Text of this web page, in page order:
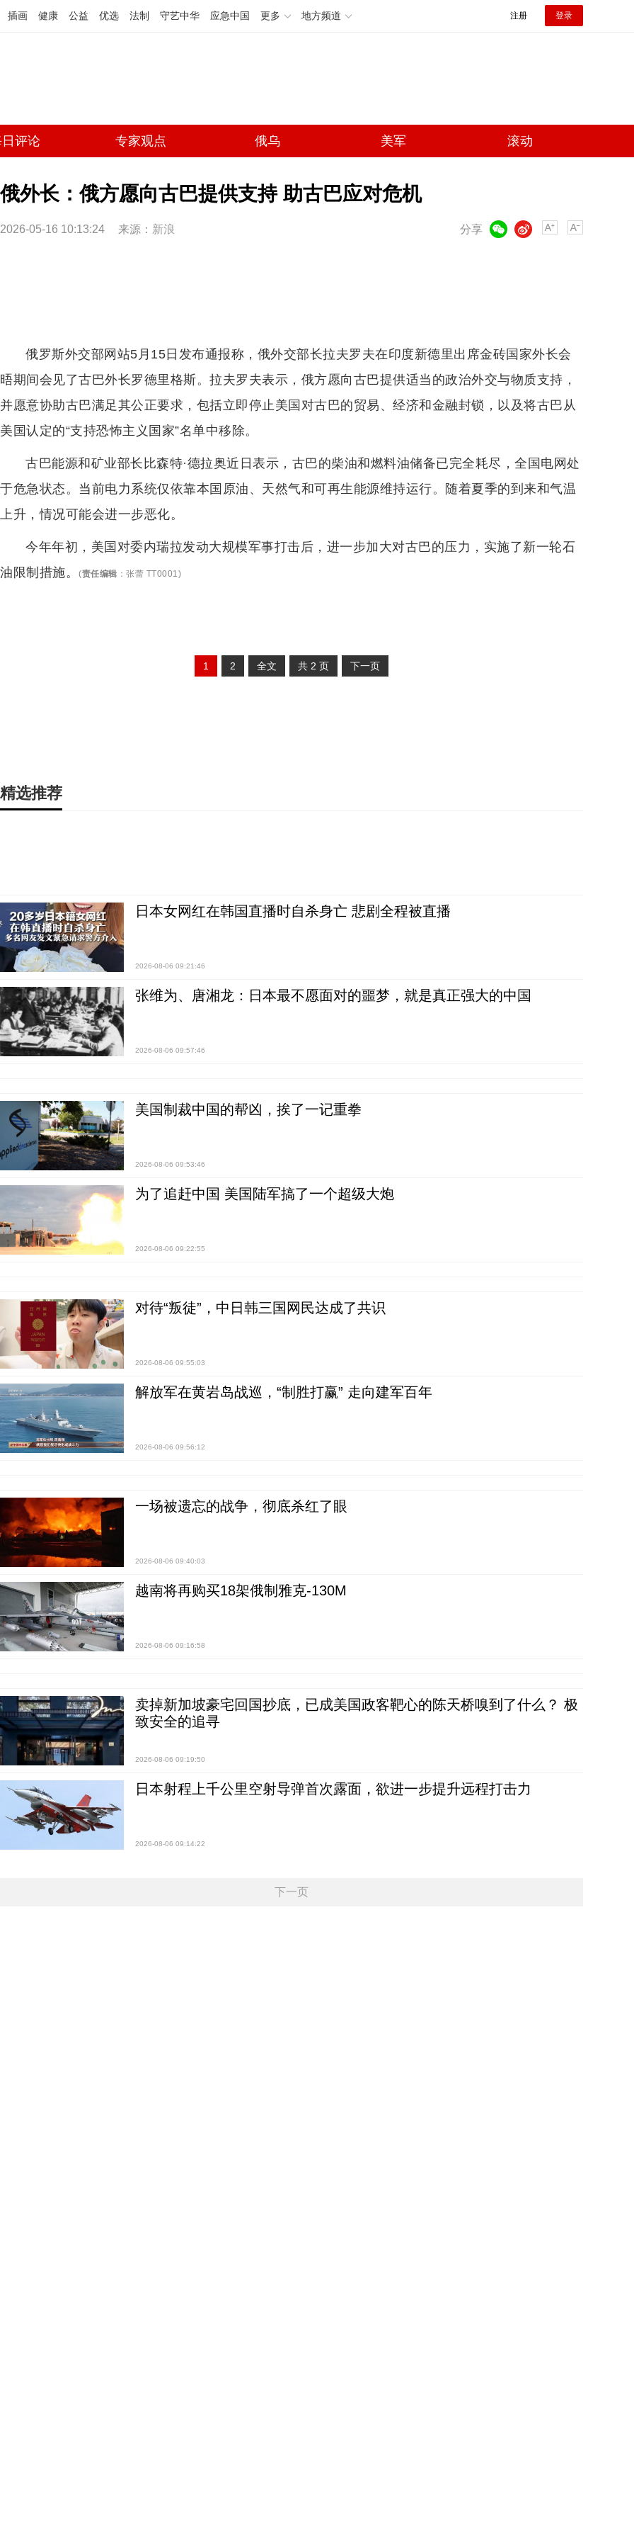
插画 健康 公益 优选 法制 守艺中华 应急中国 更多 地方频道 注册 登录
评论 专家观点 俄乌 美军 滚动
俄外长：俄方愿向古巴提供支持 助古巴应对危机
2026-05-16 10:13:24 来源： 新浪 分享
微博
俄罗斯外交部网站5月15日发布通报称，俄外交部长拉夫罗夫在印度新德里出席金砖国家外长会
晤期间会见了古巴外长罗德里格斯。拉夫罗夫表示，俄方愿向古巴提供适当的政治外交与物质支持，
并愿意协助古巴满足其公正要求，包括立即停止美国对古巴的贸易、经济和金融封锁，以及将古巴从
美国认定的“支持恐怖主义国家”名单中移除。
古巴能源和矿业部长比森特·德拉奥近日表示，古巴的柴油和燃料油储备已完全耗尽，全国电网处
于危急状态。当前电力系统仅依靠本国原油、天然气和可再生能源维持运行。随着夏季的到来和气温
上升，情况可能会进一步恶化。
今年年初，美国对委内瑞拉发动大规模军事打击后，进一步加大对古巴的压力，实施了新一轮石
油限制措施。
(责任编辑 ： 张蕾 TT0001)
1 2 全文 共 2 页 下一页
精选推荐
日本女网红在韩国直播时自杀身亡 悲剧全程被直播
2026-08-06 09:21:46
张维为、唐湘龙：日本最不愿面对的噩梦，就是真正强大的中国
2026-08-06 09:57:46
美国制裁中国的帮凶，挨了一记重拳
2026-08-06 09:53:46
为了追赶中国 美国陆军搞了一个超级大炮
2026-08-06 09:22:55
对待“叛徒”，中日韩三国网民达成了共识
2026-08-06 09:55:03
解放军在黄岩岛战巡，“制胜打赢” 走向建军百年
2026-08-06 09:56:12
一场被遗忘的战争，彻底杀红了眼
2026-08-06 09:40:03
越南将再购买18架俄制雅克-130M
2026-08-06 09:16:58
卖掉新加坡豪宅回国抄底，已成美国政客靶心的陈天桥嗅到了什么？ 极
致安全的追寻
2026-08-06 09:19:50
日本射程上千公里空射导弹首次露面，欲进一步提升远程打击力
2026-08-06 09:14:22
下一页